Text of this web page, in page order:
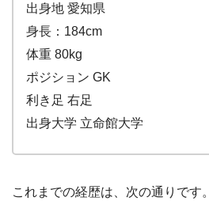
出身地 愛知県
身長：184cm
体重 80kg
ポジション GK
利き足 右足
出身大学 立命館大学
これまでの経歴は、次の通りです。